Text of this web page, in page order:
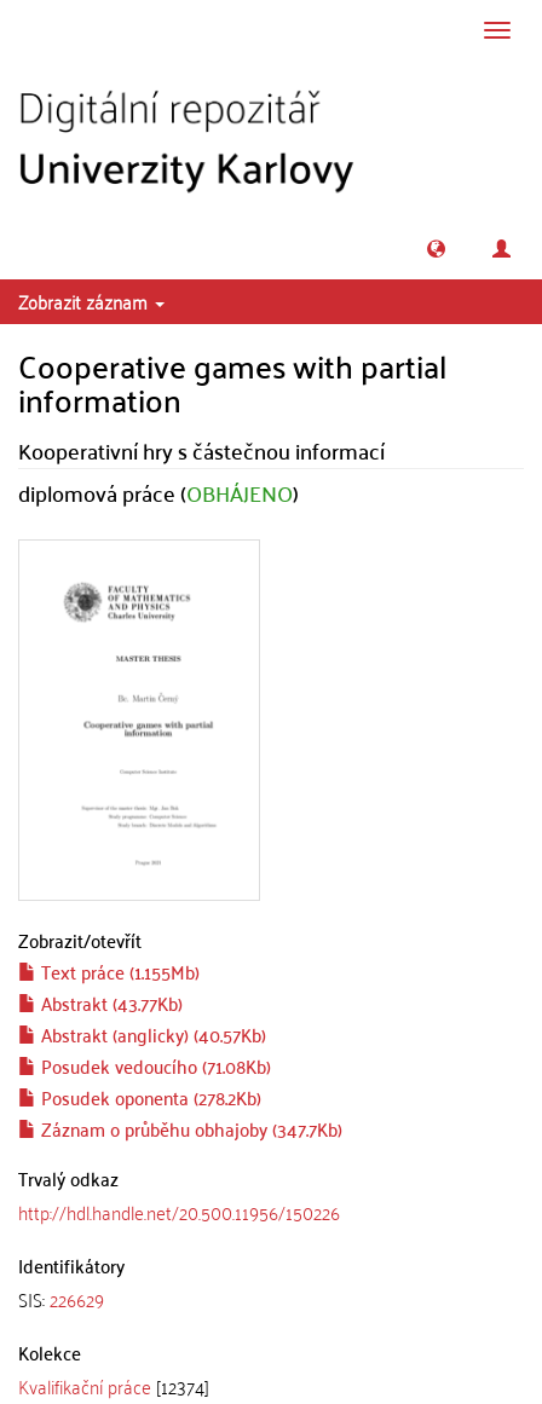
Zobrazit záznam
Cooperative games with partial
information
Kooperativní hry s částečnou informací
diplomová práce (OBHÁJENO)
Zobrazit/otevřít
Text práce (1.155Mb)
Abstrakt (43.77Kb)
Abstrakt (anglicky) (40.57Kb)
Posudek vedoucího (71.08Kb)
Posudek oponenta (278.2Kb)
Záznam o průběhu obhajoby (347.7Kb)
Trvalý odkaz
http://hdl.handle.net/20.500.11956/150226
Identifikátory
SIS:226629
Kolekce
Kvalifikační práce [12374]